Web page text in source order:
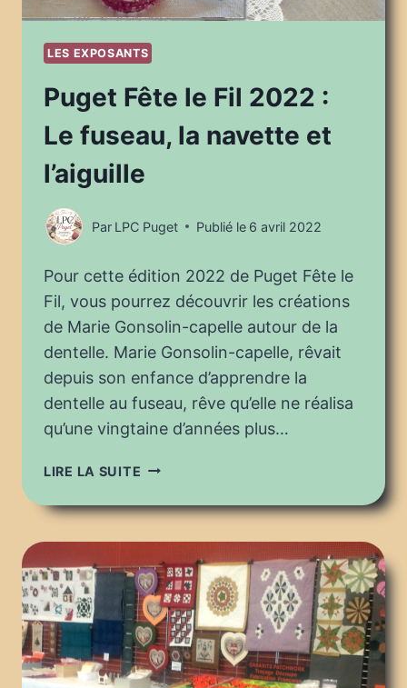
LES EXPOSANTS
Puget Fête le Fil 2022 :
Le fuseau, la navette et
l’aiguille
Par LPC Puget Publié le 6 avril 2022
Pour cette édition 2022 de Puget Fête le
Fil, vous pourrez découvrir les créations
de Marie Gonsolin-capelle autour de la
dentelle. Marie Gonsolin-capelle, rêvait
depuis son enfance d’apprendre la
dentelle au fuseau, rêve qu’elle ne réalisa
qu’une vingtaine d’années plus…
LIRE LA SUITE PUGET
LE
:
LE
FUSEAU,
LA
NAVETTE
ET